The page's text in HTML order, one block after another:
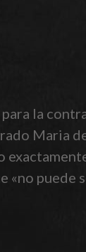
la
Maria
puede